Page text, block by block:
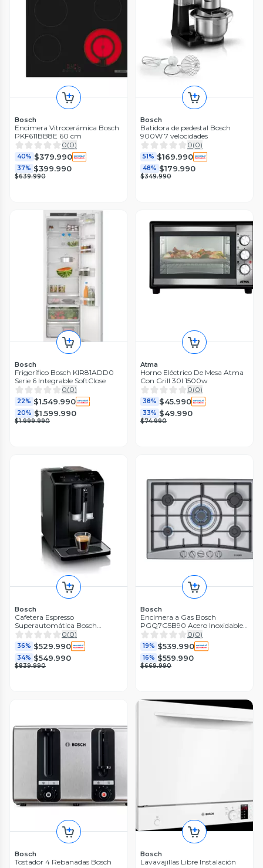
Bosch
Encimera Vitrocerámica Bosch
PKF611BB8E 60 cm
0(0)
40% $379.990
37% $399.990
$639.990
Bosch
Batidora de pedestal Bosch
900W 7 velocidades
0(0)
51% $169.990
48% $179.990
$349.990
Bosch
Frigorífico Bosch KIR81ADD0
Serie 6 Integrable SoftClose
0(0)
22% $1.549.990
20% $1.599.990
$1.999.990
Atma
Horno Eléctrico De Mesa Atma
Con Grill 30l 1500w
0(0)
38% $45.990
33% $49.990
$74.990
Bosch
Cafetera Espresso
Superautomática Bosch
TIE20119 Serie 2
0(0)
36% $529.990
34% $549.990
$839.990
Bosch
Encimera a Gas Bosch
PGQ7G5B90 Acero Inoxidable 5
quemadores
0(0)
19% $539.990
16% $559.990
$669.990
Bosch
Tostador 4 Rebanadas Bosch
Bosch
Lavavajillas Libre Instalación